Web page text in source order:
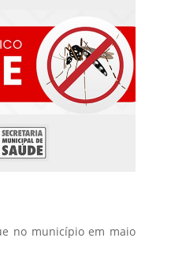
no município em maio